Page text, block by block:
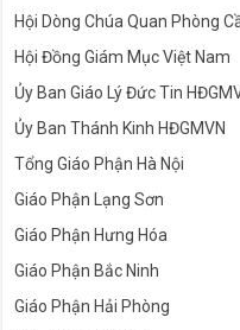
Hội Dòng Chúa Quan Phòng
Hội Đồng Giám Mục Việt Nam
Ủy Ban Giáo Lý Đức Tin
Ủy Ban Thánh Kinh HĐGMVN
Tổng Giáo Phận Hà Nội
Giáo Phận Lạng Sơn
Giáo Phận Hưng Hóa
Giáo Phận Bắc Ninh
Giáo Phận Hải Phòng